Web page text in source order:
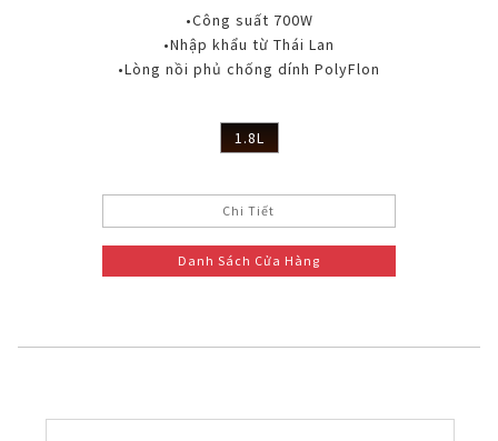
•Công suất 700W
•Nhập khẩu từ Thái Lan
•Lòng nồi phủ chống dính PolyFlon
1.8L
Chi Tiết
Danh Sách Cửa Hàng